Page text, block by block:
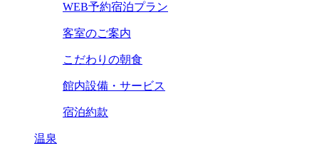
WEB予約宿泊プラン
客室のご案内
こだわりの朝食
館内設備・サービス
宿泊約款
温泉